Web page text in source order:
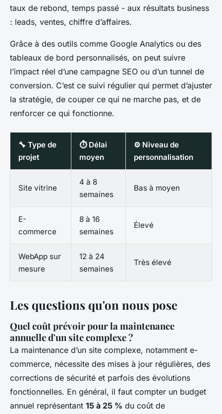
taux de rebond, temps passé - aux résultats business
: leads, ventes, chiffre d’affaires.
Grâce à des outils comme Google Analytics ou des
tableaux de bord personnalisés, on peut suivre
l’impact réel d’une campagne SEO ou d’un tunnel de
conversion. C’est ce suivi régulier qui permet d’ajuster
la stratégie, de couper ce qui ne marche pas, et de
renforcer ce qui fonctionne.
🔧 Type de
projet
⏱️ Délai
moyen
⚙️ Niveau de
personnalisation
Site vitrine
4 à 8
semaines
Bas à moyen
E-
commerce
8 à 16
semaines
Élevé
WebApp sur
mesure
12 à 24
semaines
Très élevé
Les questions qu'on nous pose
Quel coût prévoir pour la maintenance
annuelle d'un site complexe ?
La maintenance d’un site complexe, notamment e-
commerce, nécessite des mises à jour régulières, des
corrections de sécurité et parfois des évolutions
fonctionnelles. En général, il faut compter un budget
annuel représentant 15 à 25 % du coût de